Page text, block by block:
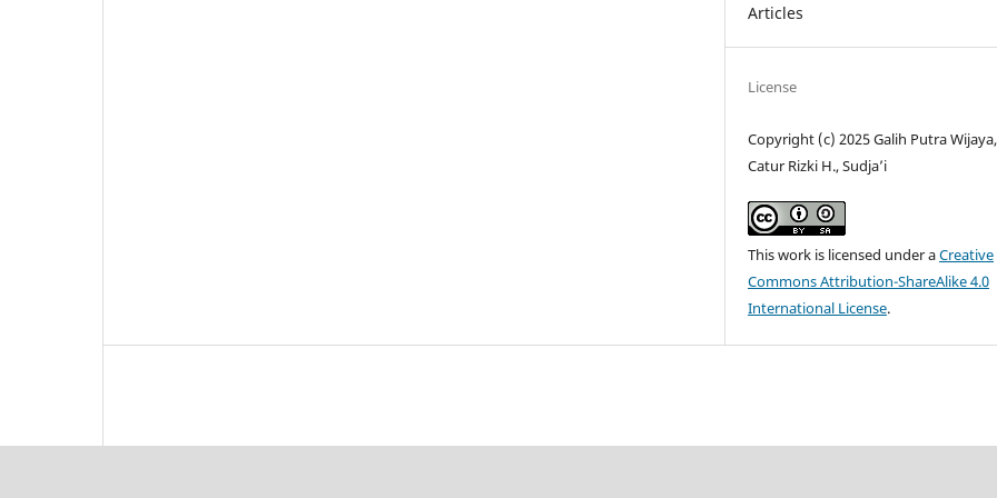
Articles
License
Copyright (c) 2025 Galih Putra
Catur Rizki H., Sudja’i
This work is licensed under aCreative
Commons Attribution-ShareAlike 4.0
International License.